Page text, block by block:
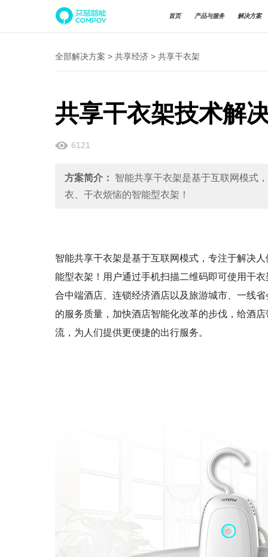
首页 产品与服务 解决方案
全部解决方案 >共享经济 > 共享干衣架
共享干衣架技术解
6121
方案简介：
智能共享干衣架是基于互联网模式
衣、干衣烦恼的智能型衣架！
智能共享干衣架是基于互联网模式，专注于解决
能型衣架！用户通过手机扫描二维码即可使用干
合中端酒店、连锁经济酒店以及旅游城市、一线
的服务质量，加快酒店智能化改革的步伐，给酒
流，为人们提供更便捷的出行服务。